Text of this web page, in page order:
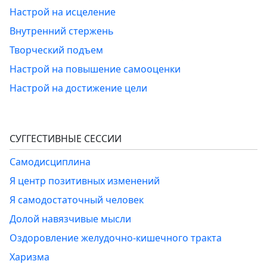
Настрой на исцеление
Внутренний стержень
Творческий подъем
Настрой на повышение самооценки
Настрой на достижение цели
СУГГЕСТИВНЫЕ СЕССИИ
Самодисциплина
Я центр позитивных изменений
Я самодостаточный человек
Долой навязчивые мысли
Оздоровление желудочно-кишечного тракта
Харизма